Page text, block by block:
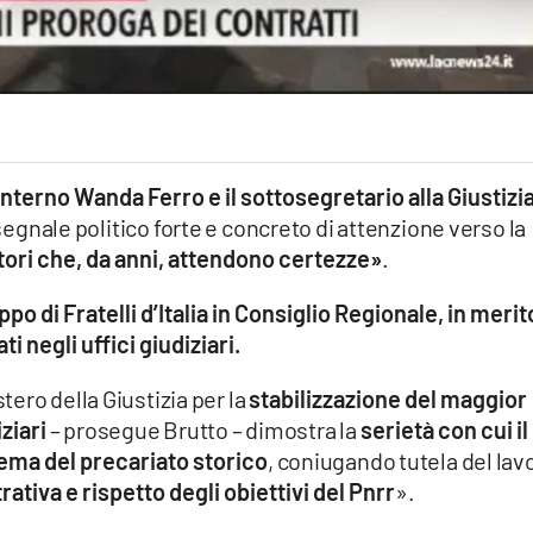
Wanda Ferro e il sottosegretario alla
politico forte e concreto di attenzione verso la
che, da anni, attendono certezze».
di Fratelli d’Italia in Consiglio Regionale, in
negli uffici giudiziari.
della Giustizia per lastabilizzazione del maggior
– prosegue Brutto – dimostra la serietà con cui il
del precariato storico, coniugando tutela del
e rispetto degli obiettivi del Pnrr».